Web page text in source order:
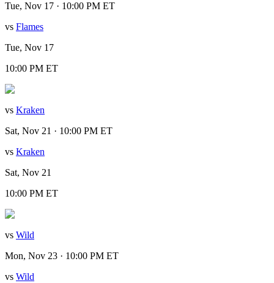
Tue, Nov 17 · 10:00 PM ET
vs Flames
Tue, Nov 17
10:00 PM ET
vs Kraken
Sat, Nov 21 · 10:00 PM ET
vs Kraken
Sat, Nov 21
10:00 PM ET
vs Wild
Mon, Nov 23 · 10:00 PM ET
vs Wild